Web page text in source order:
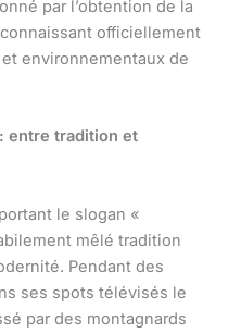
par l’obtention de la
officiellement
environnementaux de
entre tradition et
le slogan «
mêlé tradition
Pendant des
ses spots télévisés le
par des montagnards